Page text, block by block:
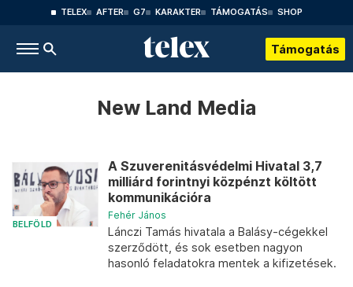
TELEX AFTER G7 KARAKTER TÁMOGATÁS SHOP
Támogatás
New Land Media
BELFÖLD
A Szuverenitásvédelmi Hivatal 3,7
milliárd forintnyi közpénzt költött
kommunikációra
Fehér János
Lánczi Tamás hivatala a Balásy-cégekkel
szerződött, és sok esetben nagyon
hasonló feladatokra mentek a kifizetések.